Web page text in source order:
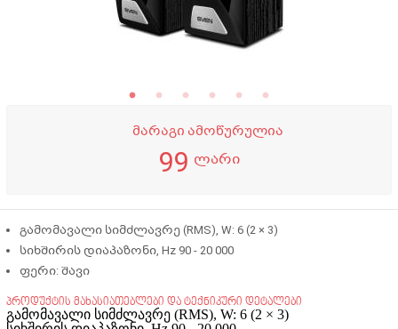
მარაგი ამოწურულია
99 ლარი
გამომავალი სიმძლავრე (RMS), W: 6 (2 × 3)
სიხშირის დიაპაზონი, Hz 90 - 20 000
ფერი: შავი
პროდუქტის მახასიათებლები და ტექნიკური დეტალები
გამომავალი სიმძლავრე (RMS), W: 6 (2 × 3)